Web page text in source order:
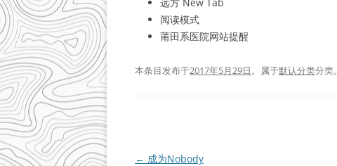
阅读模式
莆田系医院网站提醒
本条目发布于2017年5月29日。属于默认分类分类。
文
← 成为Nobody